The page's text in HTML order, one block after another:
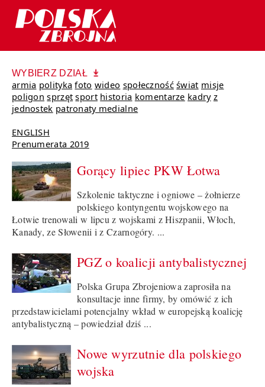
WYBIERZ DZIAŁ
armia polityka foto wideo społeczność świat misje
poligon sprzęt sport historia komentarze kadry z
jednostek patronaty medialne
ENGLISH
Prenumerata 2019
Gorący lipiec PKW Łotwa
Szkolenie taktyczne i ogniowe – żołnierze
polskiego kontyngentu wojskowego na
Łotwie trenowali w lipcu z wojskami z Hiszpanii, Włoch,
Kanady, ze Słowenii i z Czarnogóry. ...
PGZ o koalicji antybalistycznej
Polska Grupa Zbrojeniowa zaprosiła na
konsultacje inne firmy, by omówić z ich
przedstawicielami potencjalny wkład w europejską koalicję
antybalistyczną – powiedział dziś ...
Nowe wyrzutnie dla polskiego
wojska